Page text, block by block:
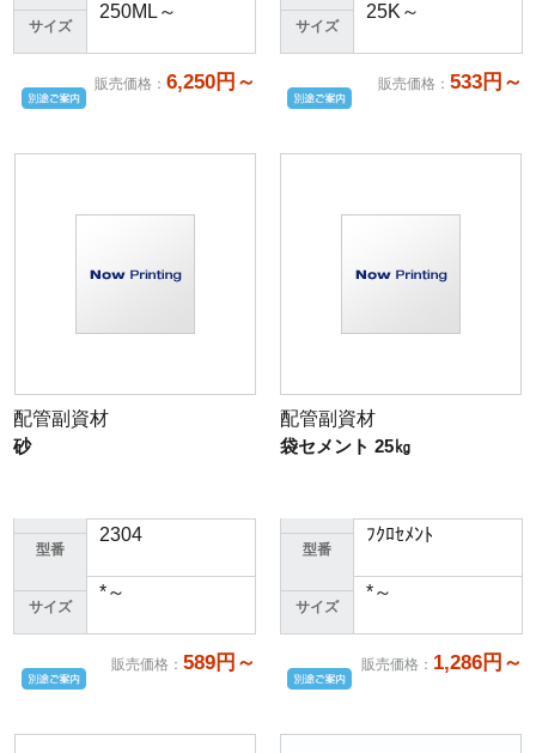
サイズ
250ML～
販売価格 ： 6,250円～
サイズ
25K～
販売価格 ： 533円～
配管副資材
砂
型番
2304
サイズ
*～
販売価格 ： 589円～
配管副資材
袋セメント 25㎏
型番
ﾌｸﾛｾﾒﾝﾄ
サイズ
*～
販売価格 ： 1,286円～